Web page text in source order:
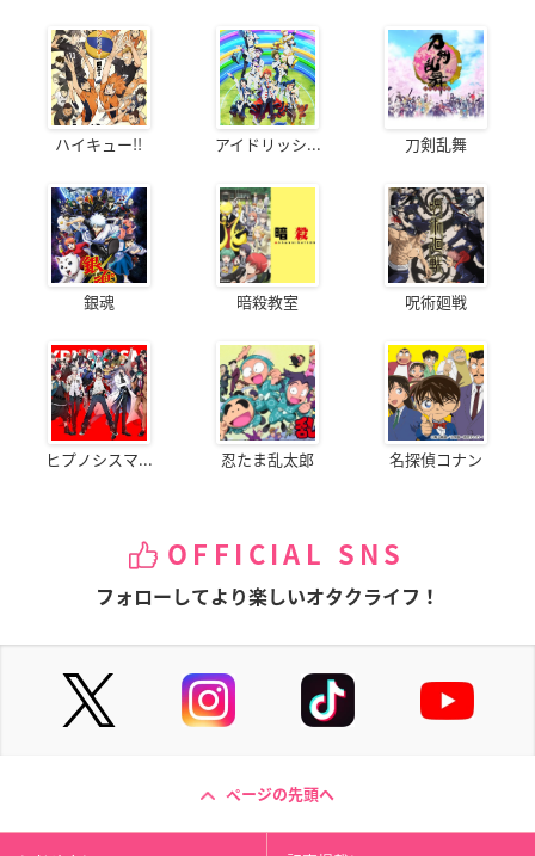
ハイキュー!! アイドリッシ... 刀剣乱舞
銀魂 暗殺教室 呪術廻戦
ヒプノシスマ... 忍たま乱太郎 名探偵コナン
OFFICIAL SNS
フォローしてより楽しいオタクライフ！
ページの先頭へ